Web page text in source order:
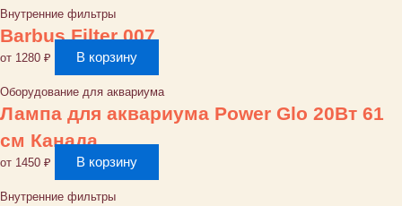
Внутренние фильтры
Barbus Filter 007
от 1280 ₽ В корзину
Оборудование для аквариума
Лампа для аквариума Power Glo 20Вт 61
см Канада
от 1450 ₽ В корзину
Внутренние фильтры